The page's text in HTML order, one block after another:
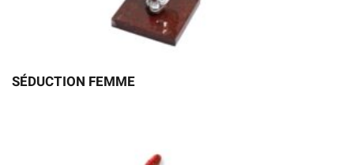
SÉDUCTION FEMME